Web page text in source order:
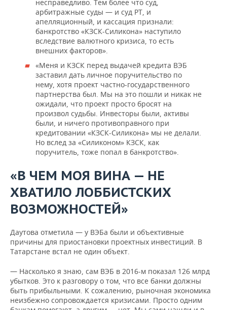
несправедливо. Тем более что суд,
арбитражные суды — и суд РТ, и
апелляционный, и кассация признали:
банкротство «КЗСК-Силикона» наступило
вследствие валютного кризиса, то есть
внешних факторов».
«Меня и КЗСК перед выдачей кредита ВЭБ
заставил дать личное поручительство по
нему, хотя проект частно-государственного
партнерства был. Мы на это пошли и никак не
ожидали, что проект просто бросят на
произвол судьбы. Инвесторы были, активы
были, и ничего противоправного при
кредитовании «КЗСК-Силикона» мы не делали.
Но вслед за «Силиконом» КЗСК, как
поручитель, тоже попал в банкротство».
«В ЧЕМ МОЯ ВИНА — НЕ
ХВАТИЛО ЛОББИСТСКИХ
ВОЗМОЖНОСТЕЙ»
Даутова отметила — у ВЭБа были и объективные
причины для приостановки проектных инвестиций. В
Татарстане встал не один объект.
— Насколько я знаю, сам ВЭБ в 2016-м показал 126 млрд
убытков. Это к разговору о том, что все банки должны
быть прибыльными. К сожалению, рыночная экономика
неизбежно сопровождается кризисами. Просто одним